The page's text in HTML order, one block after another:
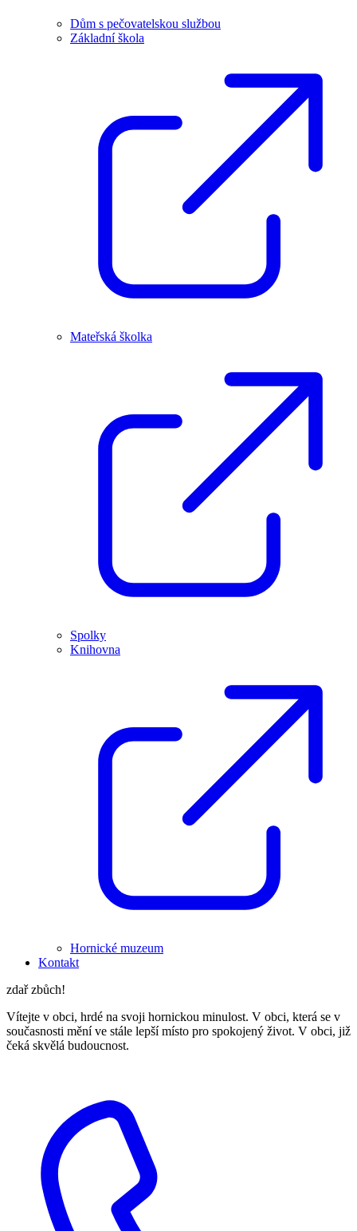
Dům s pečovatelskou službou
Základní škola
Mateřská školka
Spolky
Knihovna
Hornické muzeum
Kontakt
zdař zbůch!
Vítejte v obci, hrdé na svoji hornickou minulost. V obci, která se v
současnosti mění ve stále lepší místo pro spokojený život. V obci, již
čeká skvělá budoucnost.